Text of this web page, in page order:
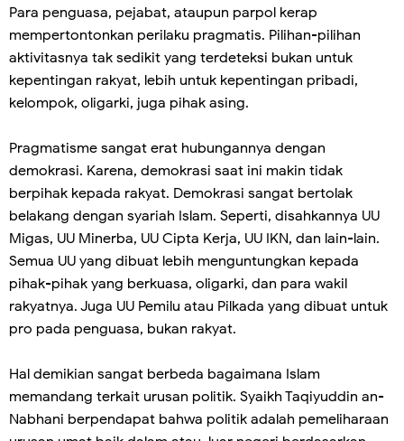
Para penguasa, pejabat, ataupun parpol kerap
mempertontonkan perilaku pragmatis. Pilihan-pilihan
aktivitasnya tak sedikit yang terdeteksi bukan untuk
kepentingan rakyat, lebih untuk kepentingan pribadi,
kelompok, oligarki, juga pihak asing.
Pragmatisme sangat erat hubungannya dengan
demokrasi. Karena, demokrasi saat ini makin tidak
berpihak kepada rakyat. Demokrasi sangat bertolak
belakang dengan syariah Islam. Seperti, disahkannya UU
Migas, UU Minerba, UU Cipta Kerja, UU IKN, dan lain-lain.
Semua UU yang dibuat lebih menguntungkan kepada
pihak-pihak yang berkuasa, oligarki, dan para wakil
rakyatnya. Juga UU Pemilu atau Pilkada yang dibuat untuk
pro pada penguasa, bukan rakyat.
Hal demikian sangat berbeda bagaimana Islam
memandang terkait urusan politik. Syaikh Taqiyuddin an-
Nabhani berpendapat bahwa politik adalah pemeliharaan